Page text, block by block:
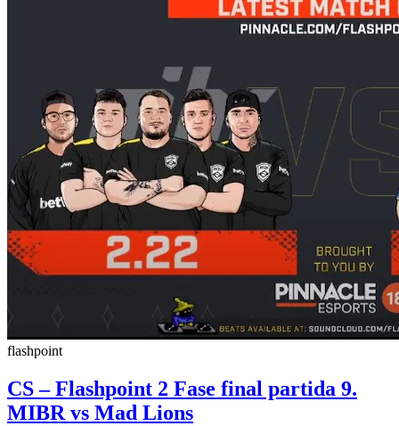
flashpoint
CS – Flashpoint 2 Fase final partida 9.
MIBR vs Mad Lions